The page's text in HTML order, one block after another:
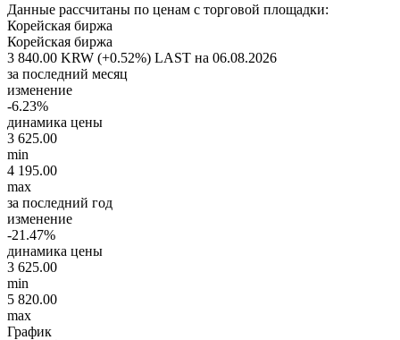
Данные рассчитаны по ценам с торговой площадки:
Корейская биржа
Корейская биржа
3 840.00 KRW (+0.52%) LAST на 06.08.2026
за последний месяц
изменение
-6.23%
динамика цены
3 625.00
min
4 195.00
max
за последний год
изменение
-21.47%
динамика цены
3 625.00
min
5 820.00
max
График